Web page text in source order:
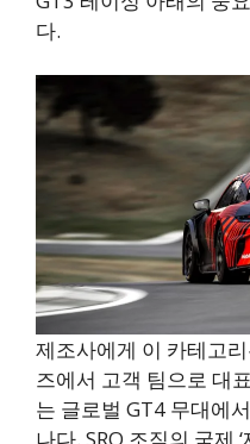
다.
제조사에게 이 카테고
즈에서 고객 팀으로 대
는 글로벌 GT4 무대에